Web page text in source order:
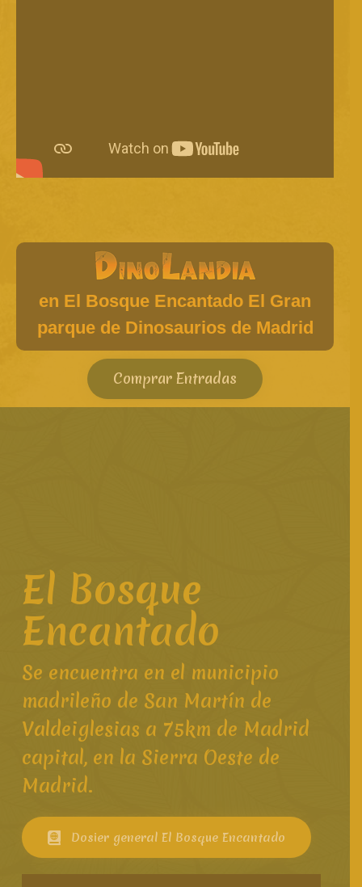
en El Bosque Encantado El Gran
parque de Dinosaurios de Madrid
Comprar Entradas
El Bosque
Encantado
Se encuentra en el municipio
madrileño de San Martín de
Valdeiglesias a 75km de Madrid
capital, en la Sierra Oeste de
Madrid.
Dosier general El Bosque Encantado